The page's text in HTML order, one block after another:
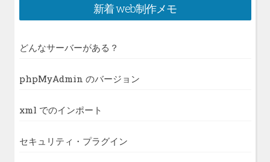
新着 web制作メモ
どんなサーバーがある？
phpMyAdmin のバージョン
xml でのインポート
セキュリティ・プラグイン